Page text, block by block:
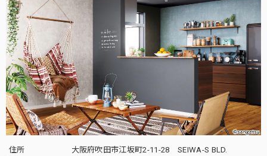
住所
大阪府吹田市江坂町2-11-28 SEIWA-S BLD.